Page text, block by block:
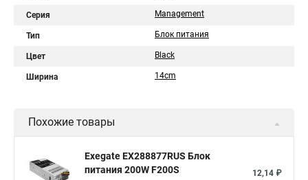
Серия Management
Тип Блок питания
Цвет Black
Ширина 14cm
Похожие товары
Exegate EX288877RUS Блок
питания 200W F200S
12,14 ₽